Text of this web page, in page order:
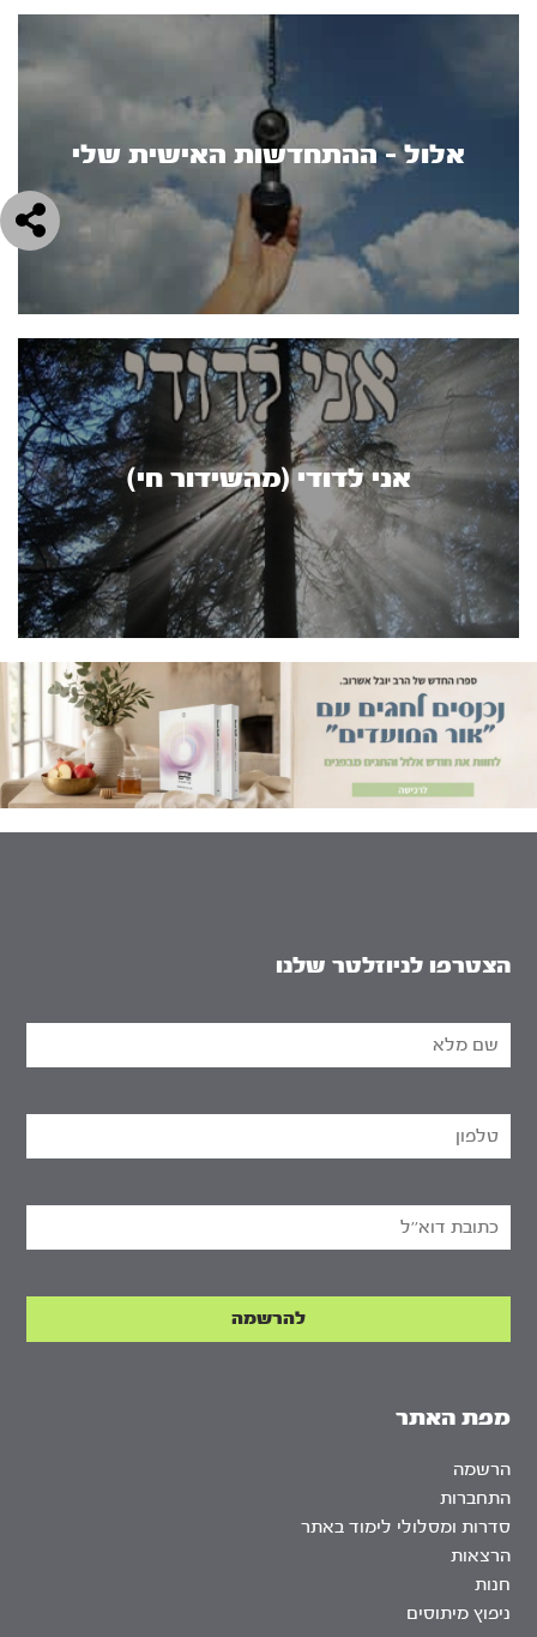
אלול - ההתחדשות האישית שלי
אני לדודי (מהשידור חי)
מפת האתר
הרשמה
התחברות
סדרות ומסלולי לימוד באתר
הרצאות
חנות
ניפוץ מיתוסים
הצטרפו לניוזלטר שלנו